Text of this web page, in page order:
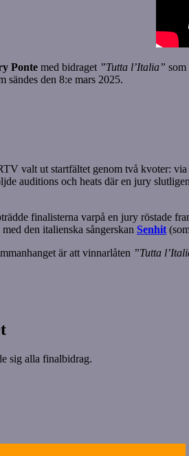
Ponte med bidraget ”Tutta l’Italia” som
sändes den 8:e mars 2025.
valt ut startfältet genom två kvoter:
auditions och heats där en jury
finalisterna varpå en jury röstade
den italienska sångerskan Senhit
är att vinnarlåten ”Tutta
sig alla finalbidrag.